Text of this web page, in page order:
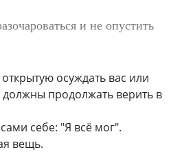
и не опустить
осуждать вас или
продолжать верить в
себе: "Я всё мог".
вещь.